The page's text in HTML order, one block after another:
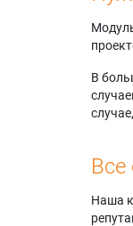
В
Все
Наша